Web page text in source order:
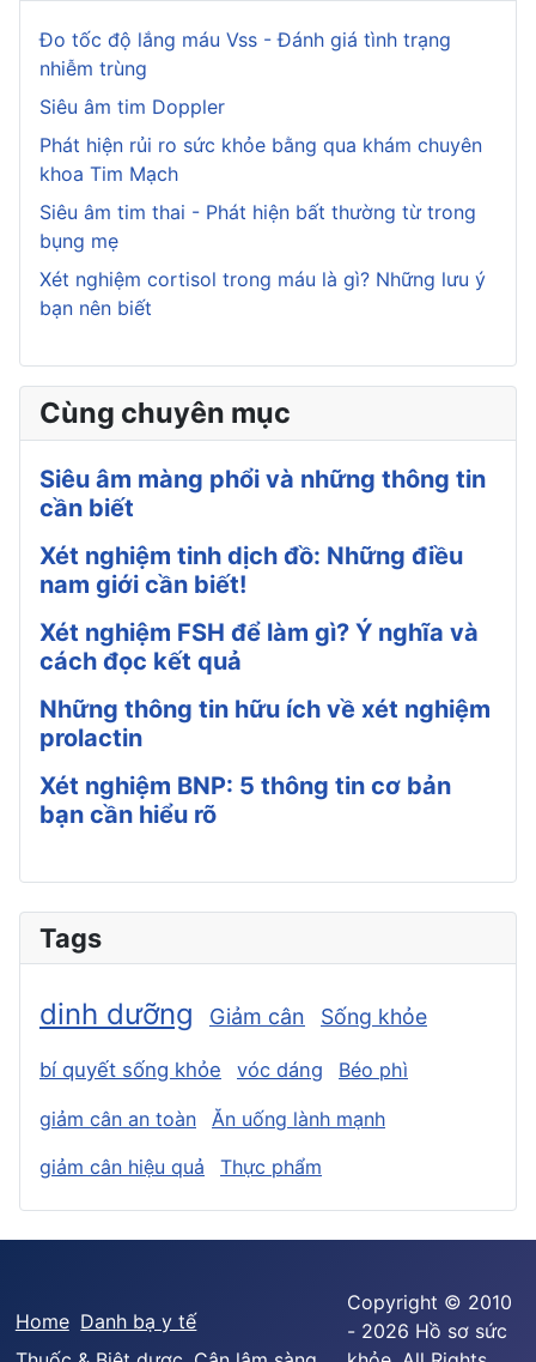
Đo tốc độ lắng máu Vss - Đánh giá tình trạng
nhiễm trùng
Siêu âm tim Doppler
Phát hiện rủi ro sức khỏe bằng qua khám chuyên
khoa Tim Mạch
Siêu âm tim thai - Phát hiện bất thường từ trong
bụng mẹ
Xét nghiệm cortisol trong máu là gì? Những lưu ý
bạn nên biết
Cùng chuyên mục
Siêu âm màng phổi và những thông tin
cần biết
Xét nghiệm tinh dịch đồ: Những điều
nam giới cần biết!
Xét nghiệm FSH để làm gì? Ý nghĩa và
cách đọc kết quả
Những thông tin hữu ích về xét nghiệm
prolactin
Xét nghiệm BNP: 5 thông tin cơ bản
bạn cần hiểu rõ
Tags
dinh dưỡng Giảm cân Sống khỏe
bí quyết sống khỏe vóc dáng Béo phì
giảm cân an toàn
Ăn uống lành mạnh
giảm cân hiệu quả
Thực phẩm
Home Danh bạ y tế
Copyright © 2010
- 2026 Hồ sơ sức